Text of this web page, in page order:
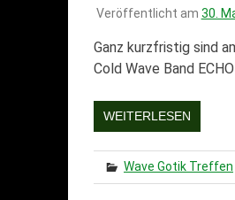
Veröffentlicht am 30.
Ganz kurzfristig sind
Cold Wave Band
WEITERLESEN
Wave Gotik Treffen